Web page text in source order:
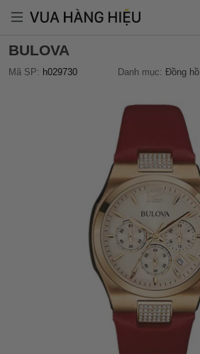
BULOVA
Mã SP: h029730 Danh mục: Đồng hồ